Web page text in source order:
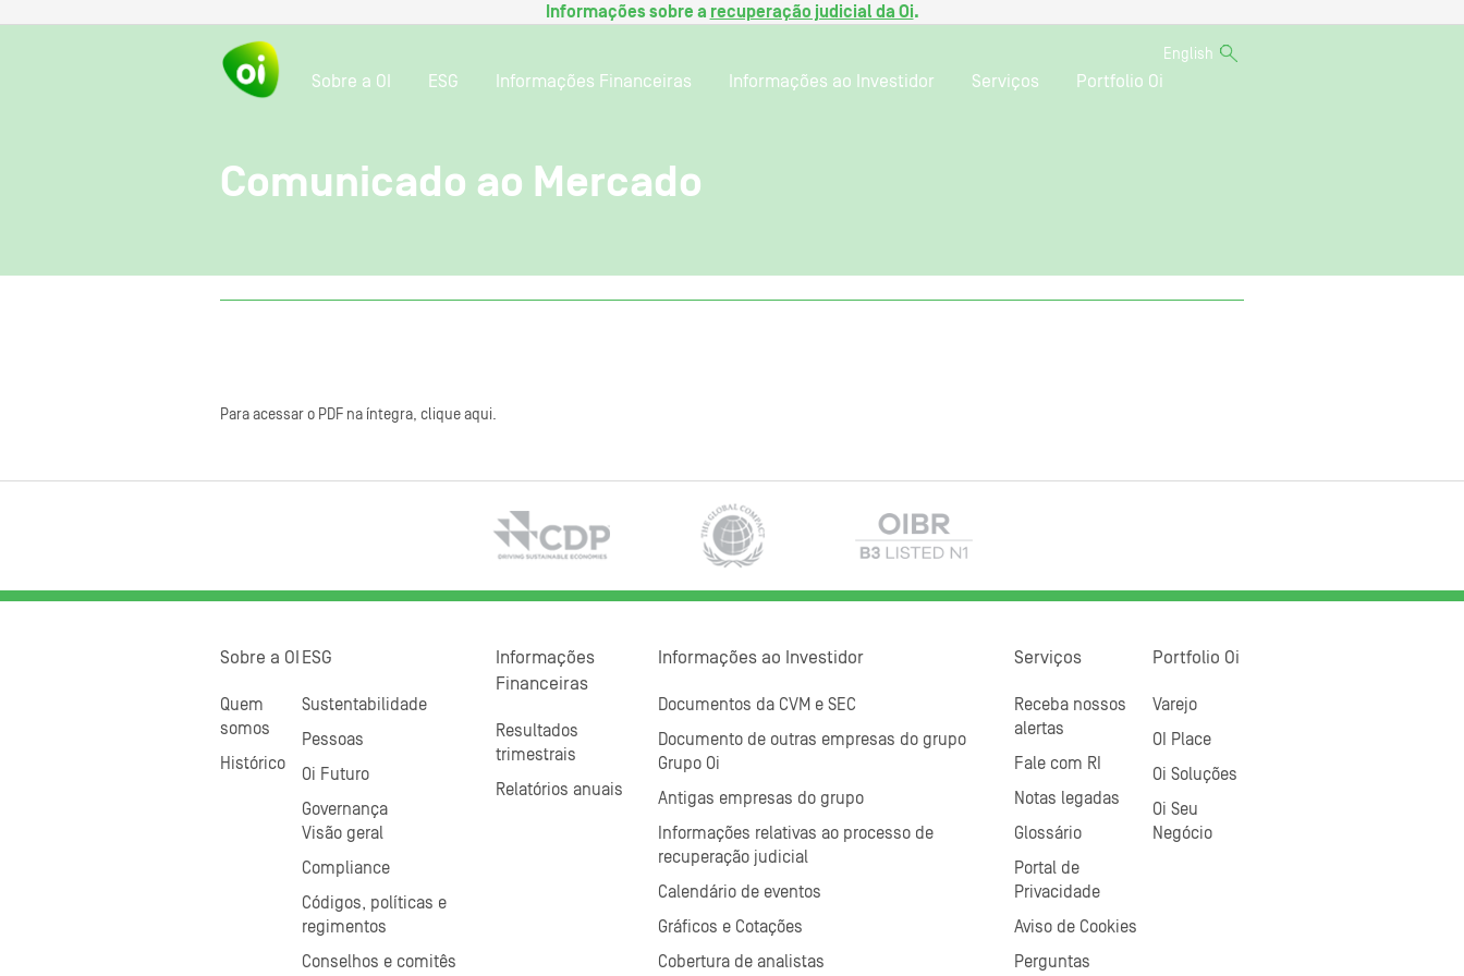
Informações sobre a recuperação judicial da Oi.
English
Sobre a OI ESG Informações Financeiras Informações ao Investidor Serviços Portfolio Oi
Comunicado ao Mercado
Para acessar o PDF na íntegra, clique aqui.
Sobre a OI
Quem
somos
Histórico
ESG
Sustentabilidade
Pessoas
Oi Futuro
Governança
Visão geral
Compliance
Códigos, políticas e
regimentos
Conselhos e comitês
Informações
Financeiras
Resultados
trimestrais
Relatórios anuais
Informações ao Investidor
Documentos da CVM e SEC
Documento de outras empresas do grupo
Grupo Oi
Antigas empresas do grupo
Informações relativas ao processo de
recuperação judicial
Calendário de eventos
Gráficos e Cotações
Cobertura de analistas
Serviços
Receba nossos
alertas
Fale com RI
Notas legadas
Glossário
Portal de
Privacidade
Aviso de Cookies
Perguntas
Portfolio Oi
Varejo
OI Place
Oi Soluções
Oi Seu
Negócio